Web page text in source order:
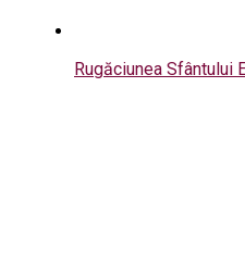
Rugăciunea Sfântului